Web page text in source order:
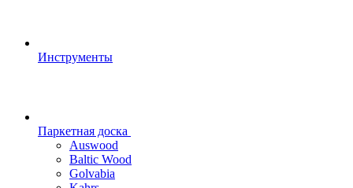
Инструменты
Паркетная доска
Auswood
Baltic Wood
Golvabia